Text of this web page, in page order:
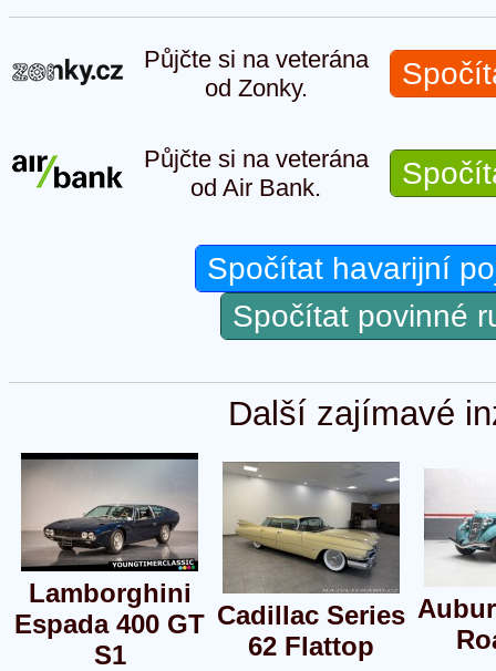
Půjčte si na veterána
od Zonky.
Půjčte si na veterána
od Air Bank.
Spočítat havarijní
Spočítat povinné
Další zajímavé
Lamborghini
Espada 400 GT
S1
Cadillac Series
62 Flattop